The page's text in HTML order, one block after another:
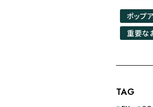
ポップ
重要な
TAG